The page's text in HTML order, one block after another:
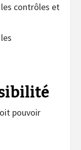
contrôles et
pouvoir